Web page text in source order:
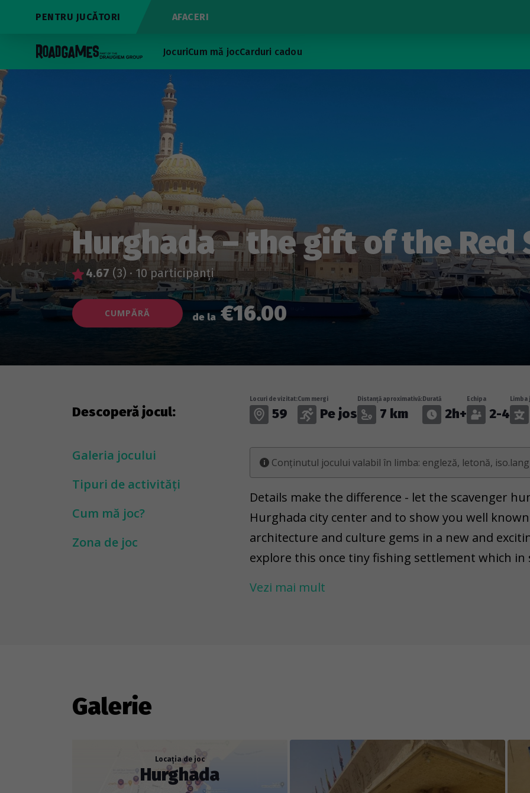
PENTRU JUCĂTORI AFACERI
JocuriCum mă jocCarduri cadou
Hurghada – the gift of the Red
4.67 (3) · 10 participanți
CUMPĂRĂ de la €16.00
Descoperă jocul:
Galeria jocului
Tipuri de activități
Cum mă joc?
Zona de joc
Locuri de vizitat:
59
Cum mergi
Pe jos
Distanță aproximativă:
7 km
Durată
2h+
Echipa
2-4
Conținutul jocului valabil în limba: engleză, letonă,
Details make the difference - let the scavenger
Hurghada city center and to show you well
architecture and culture gems in a new and
explore this once tiny fishing settlement which
Vezi mai mult
Galerie
Locația de joc
Hurghada